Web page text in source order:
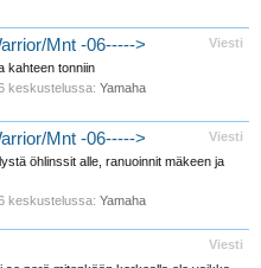
Viesti
Mnt -06----->
kahteen tonniin
keskustelussa: Yamaha
Viesti
Mnt -06----->
öhlinssit alle, ranuoinnit mäkeen ja
keskustelussa: Yamaha
Viesti